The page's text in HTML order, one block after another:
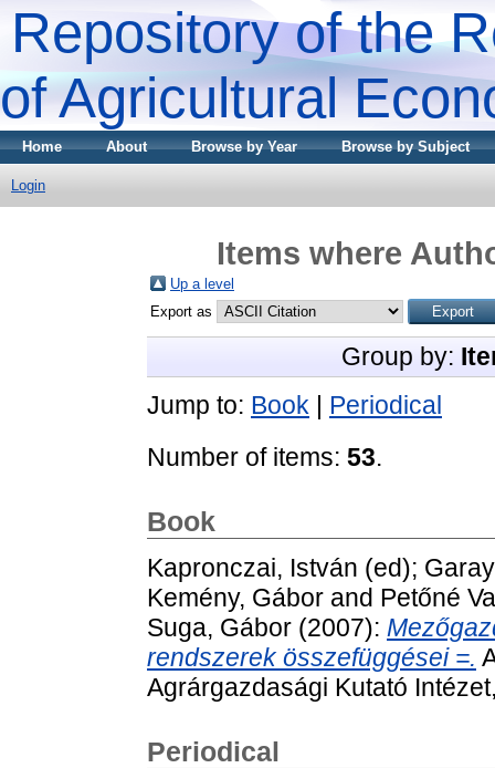
Repository of the
of Agricultural
Home About Browse by Year Browse by Subject
Login
Items where
Up a level
Export as
Group by:
Jump to: Book | Periodical
Number of items: 53.
Book
Kapronczai, István (ed);
Kemény, Gábor and Petőné
Suga, Gábor (2007):
rendszerek összefüggései =.
Agrárgazdasági Kutató
Periodical